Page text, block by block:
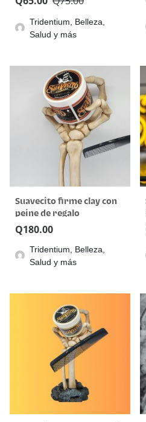
Tridentium, Belleza,
Salud y más
Suavecito firme clay con
peine de regalo
Q180.00
Tridentium, Belleza,
Salud y más